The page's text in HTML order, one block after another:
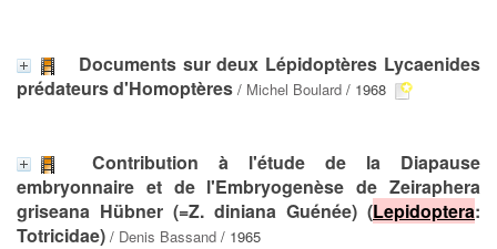
Documents sur deux Lépidoptères Lycaenides
prédateurs d'Homoptères / Michel Boulard / 1968
Contribution à l'étude de la Diapause
embryonnaire et de l'Embryogenèse de Zeiraphera
griseana Hübner (=Z. diniana Guénée) (Lepidoptera:
Totricidae) / Denis Bassand / 1965